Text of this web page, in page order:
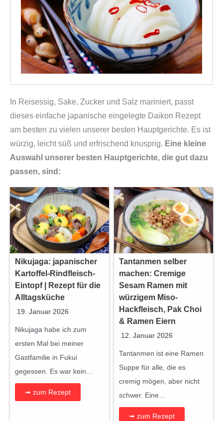
In Reisessig, Sake, Zucker und Salz mariniert, passt
dieses einfache japanische eingelegte Daikon Rezept
am besten zu vielen unserer besten Hauptgerichte. Es ist
würzig, leicht süß und erfrischend knusprig. Eine kleine
Auswahl unserer besten Hauptgerichte, die gut dazu
passen, sind:
Nikujaga: japanischer
Kartoffel-Rindfleisch-
Eintopf | Rezept für die
Alltagsküche
19. Januar 2026
Nikujaga habe ich zum
ersten Mal bei meiner
Gastfamilie in Fukui
gegessen. Es war kein…
➟ zum Rezept
Tantanmen selber
machen: Cremige
Sesam Ramen mit
würzigem Miso-
Hackfleisch, Pak Choi
& Ramen Eiern
12. Januar 2026
Tantanmen ist eine Ramen
Suppe für alle, die es
cremig mögen, aber nicht
schwer. Eine…
➟ zum Rezept